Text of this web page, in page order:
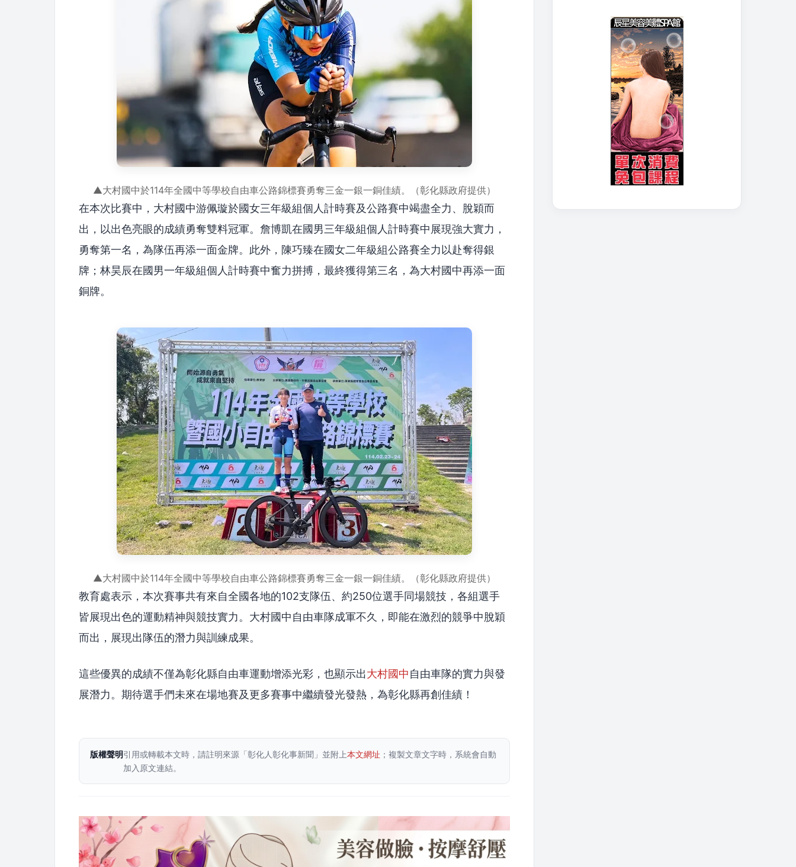
▲大村國中於114年全國中等學校自由車公路錦標賽勇奪三金一銀一銅佳績。（彰化縣政府提供）
在本次比賽中，大村國中游佩璇於國女三年級組個人計時賽及公路賽中竭盡全力、脫穎而
出，以出色亮眼的成績勇奪雙料冠軍。詹博凱在國男三年級組個人計時賽中展現強大實力，
勇奪第一名，為隊伍再添一面金牌。此外，陳巧臻在國女二年級組公路賽全力以赴奪得銀
牌；林昊辰在國男一年級組個人計時賽中奮力拼搏，最終獲得第三名，為大村國中再添一面
銅牌。
▲大村國中於114年全國中等學校自由車公路錦標賽勇奪三金一銀一銅佳績。（彰化縣政府提供）
教育處表示，本次賽事共有來自全國各地的102支隊伍、約250位選手同場競技，各組選手
皆展現出色的運動精神與競技實力。大村國中自由車隊成軍不久，即能在激烈的競爭中脫穎
而出，展現出隊伍的潛力與訓練成果。
這些優異的成績不僅為彰化縣自由車運動增添光彩，也顯示出大村國中自由車隊的實力與發
展潛力。期待選手們未來在場地賽及更多賽事中繼續發光發熱，為彰化縣再創佳績！
版權聲明引用或轉載本文時，請註明來源「彰化人彰化事新聞」並附上本文網址 ；複製文章文字時，系統會自動
加入原文連結。